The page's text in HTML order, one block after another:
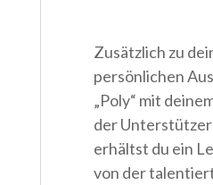
Zusätzlich zu
persönlichen
„Poly“ mit
der
erhältst du ein
von der